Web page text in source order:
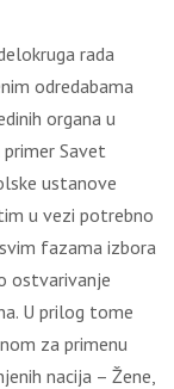
rada
odredabama
organa u
Savet
ustanove
u vezi potrebno
fazama izbora
ostvarivanje
U prilog tome
za primenu
nacija – Žene,